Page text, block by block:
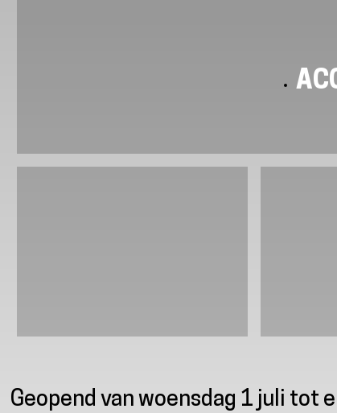
Presentatie
Geopend van woensdag 1 juli tot